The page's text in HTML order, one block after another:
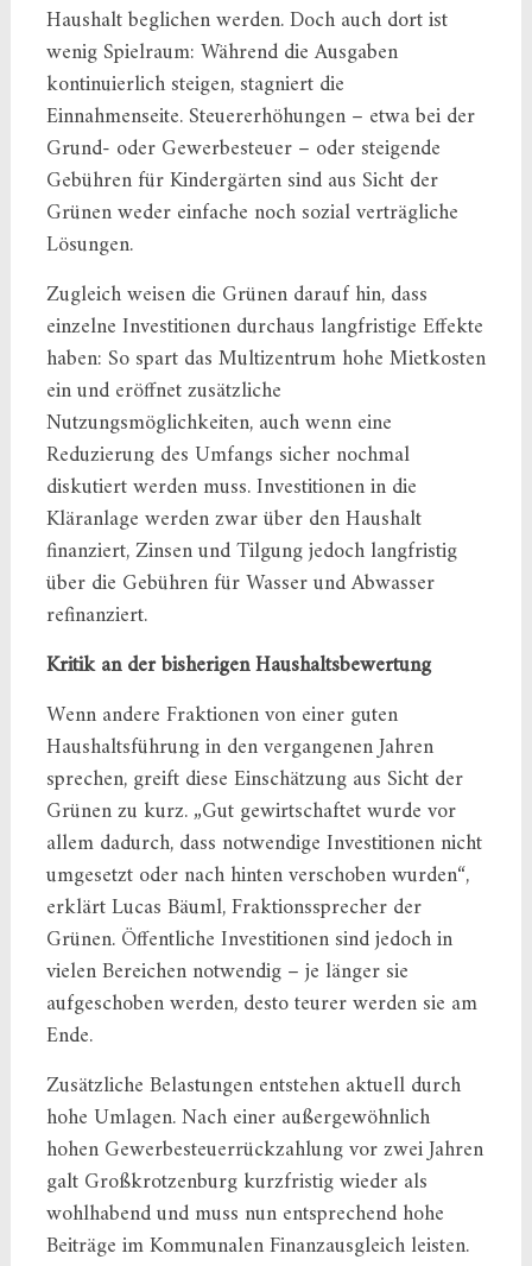
Haushalt beglichen werden. Doch auch dort ist
wenig Spielraum: Während die Ausgaben
kontinuierlich steigen, stagniert die
Einnahmenseite. Steuererhöhungen – etwa bei der
Grund- oder Gewerbesteuer – oder steigende
Gebühren für Kindergärten sind aus Sicht der
Grünen weder einfache noch sozial verträgliche
Lösungen.
Zugleich weisen die Grünen darauf hin, dass
einzelne Investitionen durchaus langfristige Effekte
haben: So spart das Multizentrum hohe Mietkosten
ein und eröffnet zusätzliche
Nutzungsmöglichkeiten, auch wenn eine
Reduzierung des Umfangs sicher nochmal
diskutiert werden muss. Investitionen in die
Kläranlage werden zwar über den Haushalt
finanziert, Zinsen und Tilgung jedoch langfristig
über die Gebühren für Wasser und Abwasser
refinanziert.
Kritik an der bisherigen Haushaltsbewertung
Wenn andere Fraktionen von einer guten
Haushaltsführung in den vergangenen Jahren
sprechen, greift diese Einschätzung aus Sicht der
Grünen zu kurz. „Gut gewirtschaftet wurde vor
allem dadurch, dass notwendige Investitionen nicht
umgesetzt oder nach hinten verschoben wurden“,
erklärt Lucas Bäuml, Fraktionssprecher der
Grünen. Öffentliche Investitionen sind jedoch in
vielen Bereichen notwendig – je länger sie
aufgeschoben werden, desto teurer werden sie am
Ende.
Zusätzliche Belastungen entstehen aktuell durch
hohe Umlagen. Nach einer außergewöhnlich
hohen Gewerbesteuerrückzahlung vor zwei Jahren
galt Großkrotzenburg kurzfristig wieder als
wohlhabend und muss nun entsprechend hohe
Beiträge im Kommunalen Finanzausgleich leisten.